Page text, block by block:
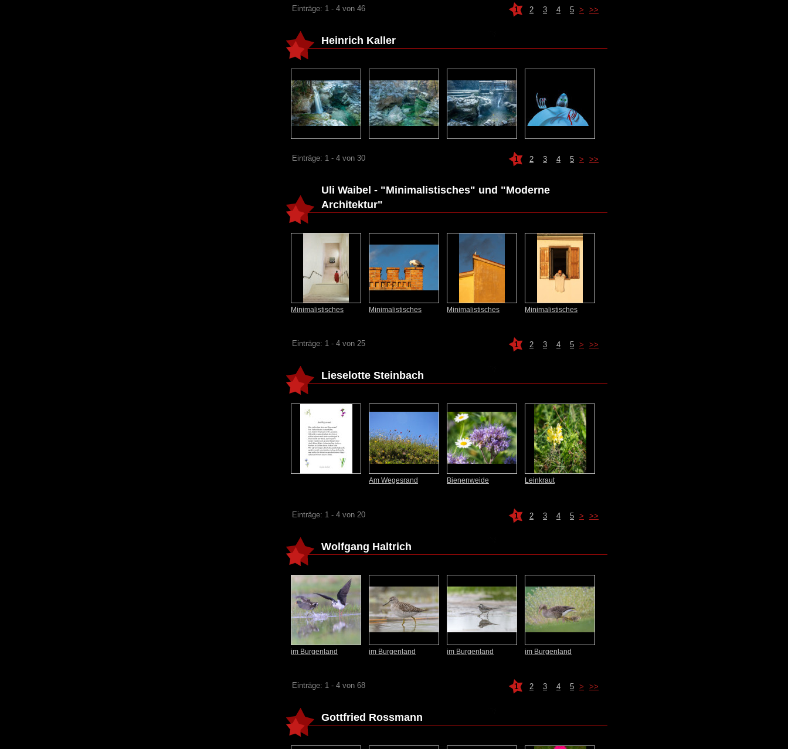
Einträge: 1 - 4 von 46 1 2 3 4 5 > >>
Heinrich Kaller
Einträge: 1 - 4 von 30 1 2 3 4 5 > >>
Uli Waibel - "Minimalistisches" und "Moderne
Architektur"
Minimalistisches Minimalistisches Minimalistisches Minimalistisches
Einträge: 1 - 4 von 25 1 2 3 4 5 > >>
Lieselotte Steinbach
Am Wegesrand Bienenweide Leinkraut
Einträge: 1 - 4 von 20 1 2 3 4 5 > >>
Wolfgang Haltrich
im Burgenland im Burgenland im Burgenland im Burgenland
Einträge: 1 - 4 von 68 1 2 3 4 5 > >>
Gottfried Rossmann